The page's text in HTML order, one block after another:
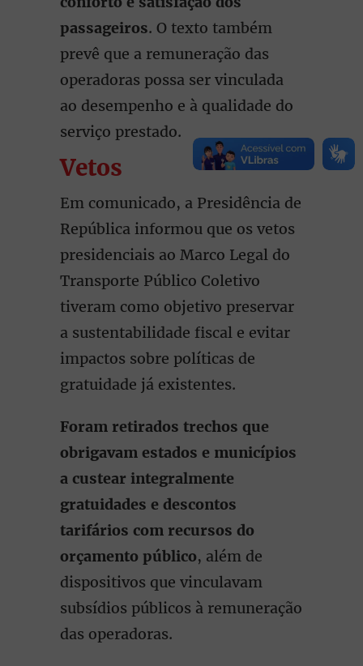
passageiros. O texto também
prevê que a remuneração das
operadoras possa ser vinculada
ao desempenho e à qualidade do
serviço prestado.
Vetos
Em comunicado, a Presidência de
República informou que os vetos
presidenciais ao Marco Legal do
Transporte Público Coletivo
tiveram como objetivo preservar
a sustentabilidade fiscal e evitar
impactos sobre políticas de
gratuidade já existentes.
Foram retirados trechos que
obrigavam estados e municípios
a custear integralmente
gratuidades e descontos
tarifários com recursos do
orçamento público, além de
dispositivos que vinculavam
subsídios públicos à remuneração
das operadoras.